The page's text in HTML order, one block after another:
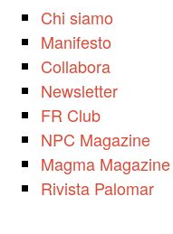
Chi siamo
Manifesto
Collabora
Newsletter
FR Club
NPC Magazine
Magma Magazine
Rivista Palomar